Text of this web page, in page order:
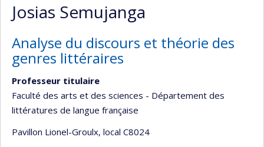
Josias Semujanga
Analyse du discours et théorie des
genres littéraires
Professeur titulaire
Faculté des arts et des sciences - Département des
littératures de langue française
Pavillon Lionel-Groulx, local C8024